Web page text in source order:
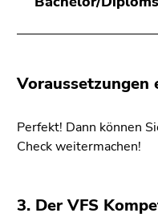
Perfekt! Dann können
Check weitermachen!
3. Der VFS